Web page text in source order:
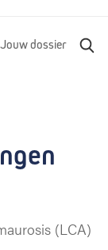
Jouw dossier
(LCA)